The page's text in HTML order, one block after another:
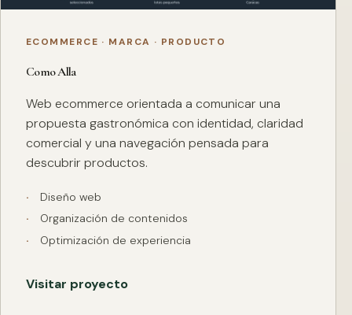
ECOMMERCE · MARCA · PRODUCTO
Como Alla
Web ecommerce orientada a comunicar una
propuesta gastronómica con identidad, claridad
comercial y una navegación pensada para
descubrir productos.
Diseño web
Organización de contenidos
Optimización de experiencia
Visitar proyecto